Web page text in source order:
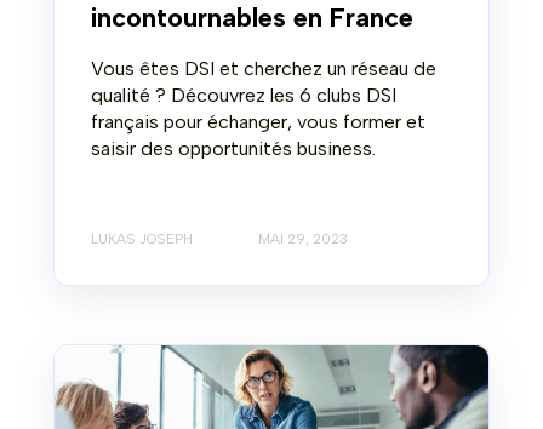
incontournables en France
Vous êtes DSI et cherchez un réseau de
qualité ? Découvrez les 6 clubs DSI
français pour échanger, vous former et
saisir des opportunités business.
LUKAS JOSEPH MAI 29, 2023